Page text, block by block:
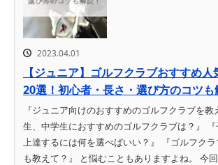
2023.04.01
【ジュニア】ゴルフクラブおすすめ
20選！初心者・長さ・選び方のコツも
『ジュニア向けのおすすめのゴルフクラブを
生、中学生におすすめのゴルフクラブは？』
上達するには何を選べばいい？』 『ゴルフク
も教えて？』 と悩むこともありますよね。 今